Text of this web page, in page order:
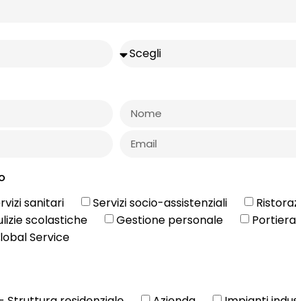
sanitari Servizi socio-assistenziali
scolastiche Gestione personale
Service